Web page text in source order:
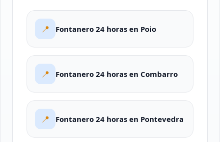
📍 Fontanero 24 horas en Poio
📍 Fontanero 24 horas en Combarro
📍 Fontanero 24 horas en Pontevedra